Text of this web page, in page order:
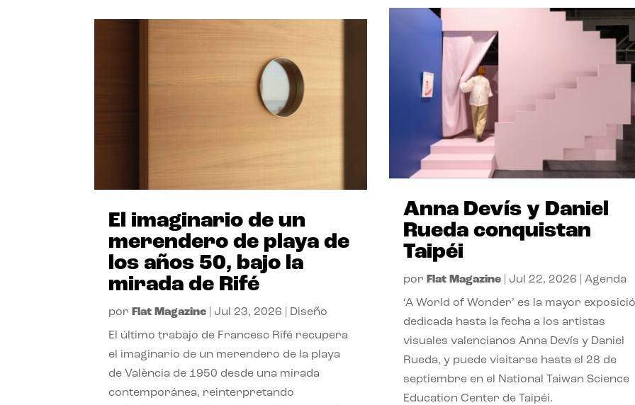
El imaginario de un
merendero de playa de
los años 50, bajo la
mirada de Rifé
por Flat Magazine Jul 23, 2026 Diseño
El último trabajo de Francesc Rifé recupera
el imaginario de un merendero de la playa
de València de 1950 desde una mirada
contemporánea, reinterpretando
Anna Devís y Daniel
Rueda conquistan
Taipéi
por Flat Magazine| Jul 22, 2026 Agenda
‘A World of Wonder’ es la mayor
dedicada hasta la fecha a los artistas
visuales valencianos Anna Devís y Daniel
Rueda, y puede visitarse hasta el 28 de
septiembre en el National Taiwan Science
Education Center de Taipéi.